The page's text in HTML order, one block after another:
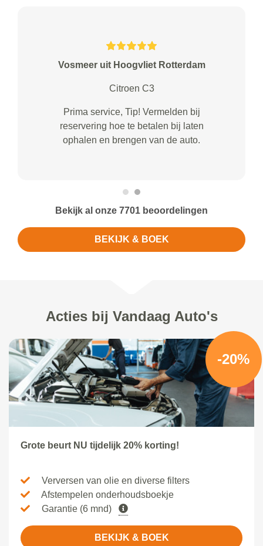
Vosmeer uit Hoogvliet Rotterdam
Citroen C3
Prima service, Tip! Vermelden bij
reservering hoe te betalen bij laten
ophalen en brengen van de auto.
Bekijk al onze 7701 beoordelingen
BEKIJK & BOEK
Acties bij Vandaag Auto's
-20%
Grote beurt NU tijdelijk 20% korting!
Verversen van olie en diverse filters
Afstempelen onderhoudsboekje
Garantie (6 mnd)
BEKIJK & BOEK